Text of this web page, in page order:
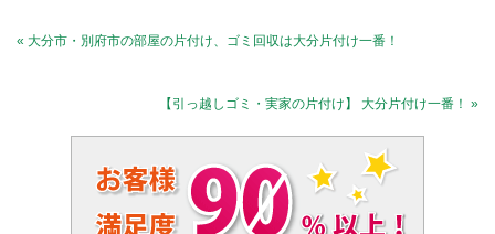
« 大分市・別府市の部屋の片付け、ゴミ回収は大分片付け一番！
【引っ越しゴミ・実家の片付け】 大分片付け一番！ »